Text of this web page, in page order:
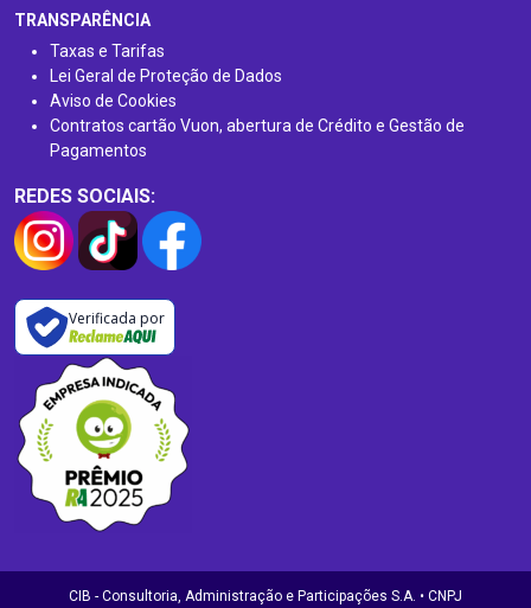
TRANSPARÊNCIA
Taxas e Tarifas
Lei Geral de Proteção de Dados
Aviso de Cookies
Contratos cartão Vuon, abertura de Crédito e Gestão de
Pagamentos
REDES SOCIAIS:
Verificada por
CIB - Consultoria, Administração e Participações S.A. • CNPJ